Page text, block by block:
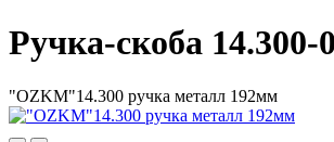
Ручка-скоба 14.300-
"OZKM"14.300 ручка металл 192мм